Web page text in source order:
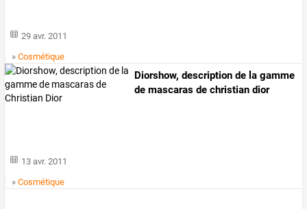
29 avr. 2011
»Cosmétique
Diorshow, description de la gamme
de mascaras de christian dior
13 avr. 2011
»Cosmétique